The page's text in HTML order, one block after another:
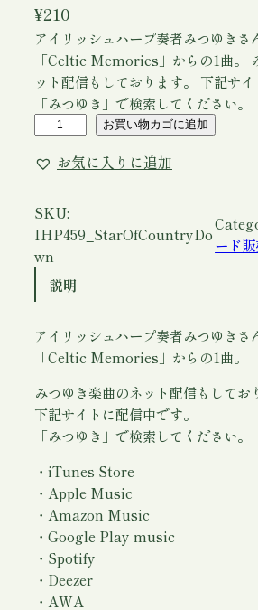
¥210
アイリッシュハープ奏者みつゆきさ
「Celtic Memories」からの1曲。
ット配信もしております。 下記サイ
「みつゆき」で検索してください
e
t
a
r
f
h
C
o
u
y
D
o
w
n
お買い物カゴに追加
お気に入りに追加
SKU:
IHP459_StarOfCountryDo
wn
ード
説明
アイリッシュハープ奏者みつゆきさ
「Celtic Memories」からの1曲。
みつゆき楽曲のネット配信もしてお
下記サイトに配信中です。
「みつゆき」で検索してください。
・iTunes Store
・Apple Music
・Amazon Music
・Google Play music
・Spotify
・Deezer
・AWA